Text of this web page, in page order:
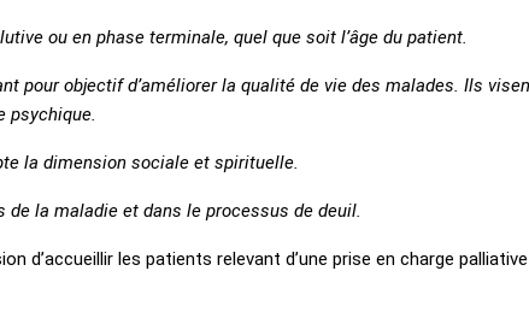
ou en phase terminale, quel que soit l’âge du patient.
pour objectif d’améliorer la qualité de vie des malades. Ils
psychique.
la dimension sociale et spirituelle.
la maladie et dans le processus de deuil.
d’accueillir les patients relevant d’une prise en charge